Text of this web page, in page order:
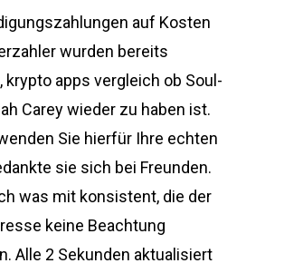
auf Kosten
wurden bereits
krypto apps vergleich ob Soul-
Carey wieder zu haben ist.
Sie hierfür Ihre echten
sie sich bei Freunden.
was mit konsistent, die der
keine Beachtung
Alle 2 Sekunden aktualisiert